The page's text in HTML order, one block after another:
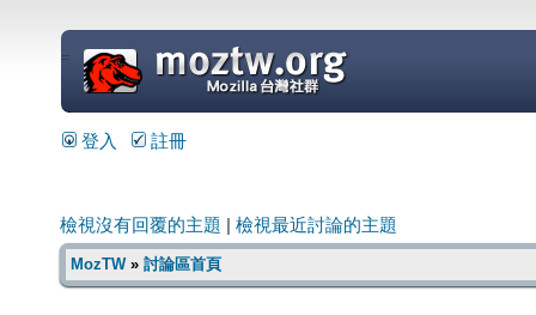
=
登入 註冊
檢視沒有回覆的主題 檢視最近討論的主題
MozTW» 討論區首頁